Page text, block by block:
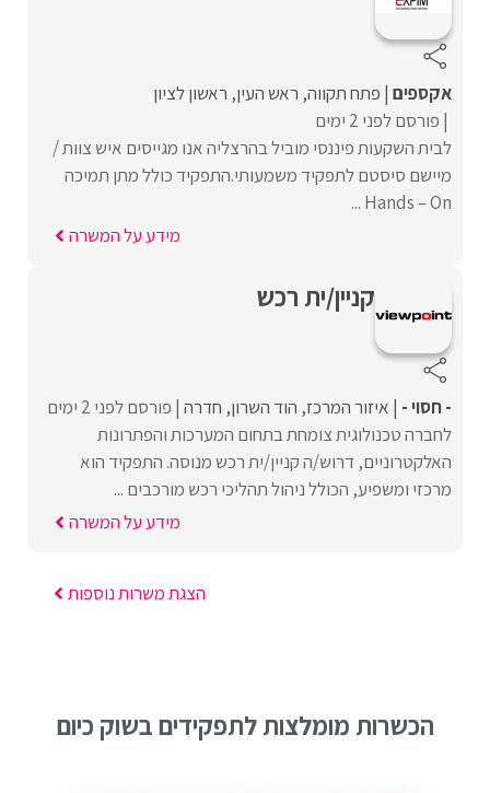
אקספים פתח תקווה ראש העין ראשון לציון
פורסם לפני 2 ימים
לבית השקעות פיננסי מוביל בהרצליה אנו מגייסים איש צוות /
מיישם סיסטם לתפקיד משמעותי.התפקיד כולל מתן תמיכה
Hands – On ...
מידע על המשרה
קניין/ית רכש
- חסוי - איזור המרכז הוד השרון חדרה פורסם לפני 2 ימים
לחברה טכנולוגית צומחת בתחום המערכות והפתרונות
האלקטרוניים, דרוש/ה קניין/ית רכש מנוסה. התפקיד הוא
מרכזי ומשפיע, הכולל ניהול תהליכי רכש מורכבים ...
מידע על המשרה
הצגת משרות נוספות
הכשרות מומלצות לתפקידים בשוק כיום